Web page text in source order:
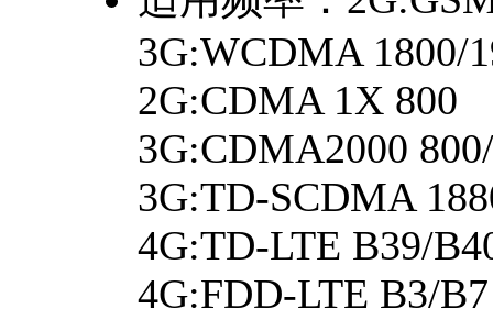
3G:WCDMA 1800/
2G:CDMA 1X 800
3G:CDMA2000
3G:TD-SCDMA
4G:TD-LTE B39/
4G:FDD-LTE B3/B7